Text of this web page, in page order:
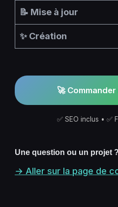
📝 Mise à jour
✨ Création
🚀
✅ SEO inclus • ✅
Une question ou un projet ?
→ Aller sur la page de